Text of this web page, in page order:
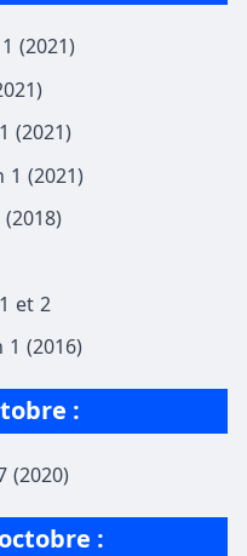
(2021)
(2021)
1 (2021)
(2018)
et 2
1 (2016)
:
(2020)
: